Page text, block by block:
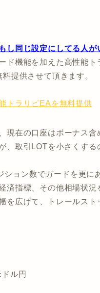
し同じ設定にしてる人が
ド機能を加えた高性能
提供させて頂きます。
トラリピEAを無料提供
現在の口座はボーナス含
、取引LOTを小さくす
ョン数でガードを更に
済指標、その他相場状
を広げて、トレールス
ル円